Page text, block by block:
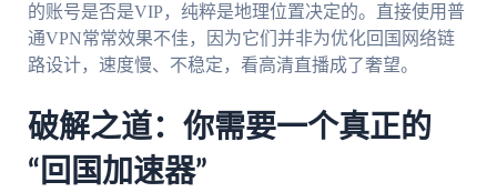
的账号是否是VIP，纯粹是地理位置决定的。直接使用普
通VPN常常效果不佳，因为它们并非为优化回国网络链
路设计，速度慢、不稳定，看高清直播成了奢望。
破解之道：你需要一个真正的
“回国加速器”